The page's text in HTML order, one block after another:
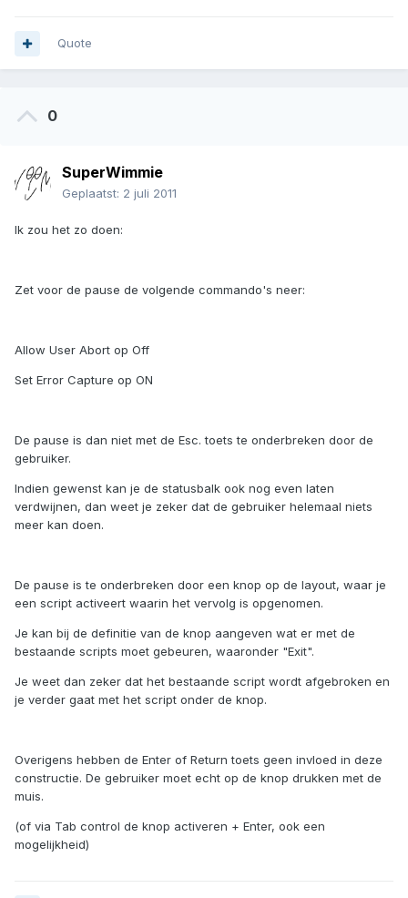
Quote
0
SuperWimmie
Geplaatst: 2 juli 2011
Ik zou het zo doen:
Zet voor de pause de volgende commando's neer:
Allow User Abort op Off
Set Error Capture op ON
De pause is dan niet met de Esc. toets te onderbreken door de
gebruiker.
Indien gewenst kan je de statusbalk ook nog even laten
verdwijnen, dan weet je zeker dat de gebruiker helemaal niets
meer kan doen.
De pause is te onderbreken door een knop op de layout, waar je
een script activeert waarin het vervolg is opgenomen.
Je kan bij de definitie van de knop aangeven wat er met de
bestaande scripts moet gebeuren, waaronder "Exit".
Je weet dan zeker dat het bestaande script wordt afgebroken en
je verder gaat met het script onder de knop.
Overigens hebben de Enter of Return toets geen invloed in deze
constructie. De gebruiker moet echt op de knop drukken met de
muis.
(of via Tab control de knop activeren + Enter, ook een
mogelijkheid)